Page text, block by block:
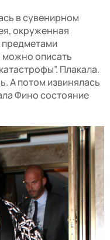
в сувенирном
окруженная
можно описать
Плакала.
А потом извинялась
Фино состояние